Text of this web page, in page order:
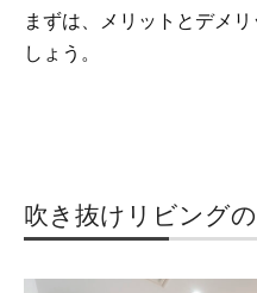
まずは、メリットとデメ
しょう。
吹き抜けリビング